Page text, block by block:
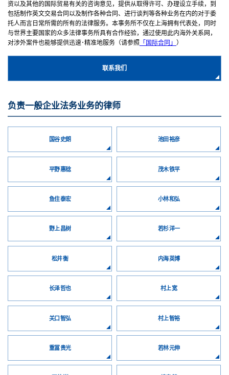
资以及其他的国际贸易有关的咨询意见，提供从取得许可、办理设立手续，到
包括制作英文交易合同以及制作各种合同、进行谈判等各种业务在内的对于委
托人而言日常所需的所有的法律服务。本事务所不仅在上海拥有代表处，同时
与世界主要国家的众多法律事务所具有合作经验，通过使用此内海外关系网，
对涉外案件也能够提供迅速･精准地服务（请参照 「国际合同」 ）
联系我们
负责一般企业法务业务的律师
国谷 史朗 池田 裕彦
平野 惠稔 茂木 铁平
鱼住 泰宏 小林 和弘
野上 昌树 若杉 洋一
松井 衡 内海 英博
长泽 哲也 村上 宽
关口 智弘 村上 智裕
重冨 贵光 若林 元伸